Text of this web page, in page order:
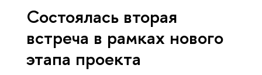
Состоялась вторая
встреча в рамках нового
этапа проекта